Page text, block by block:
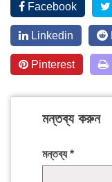
Facebook
Linkedin
Pinterest
মন্তব্য করুন
মন্তব্য*